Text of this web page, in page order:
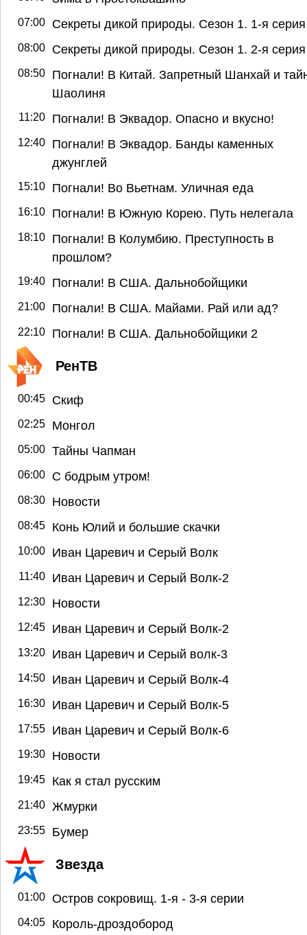
07:00 Секреты дикой природы. Сезон 1. 1-я серия
08:00 Секреты дикой природы. Сезон 1. 2-я серия
08:50
Погнали! В Китай. Запретный Шанхай и
Шаолиня
11:20 Погнали! В Эквадор. Опасно и вкусно!
12:40
Погнали! В Эквадор. Банды каменных
джунглей
15:10 Погнали! Во Вьетнам. Уличная еда
16:10 Погнали! В Южную Корею. Путь нелегала
18:10
Погнали! В Колумбию. Преступность в
прошлом?
19:40 Погнали! В США. Дальнобойщики
21:00 Погнали! В США. Майами. Рай или ад?
22:10 Погнали! В США. Дальнобойщики 2
РенТВ
00:45 Скиф
02:25 Монгол
05:00 Тайны Чапман
06:00 С бодрым утром!
08:30 Новости
08:45 Конь Юлий и большие скачки
10:00 Иван Царевич и Серый Волк
11:40 Иван Царевич и Серый Волк-2
12:30 Новости
12:45 Иван Царевич и Серый Волк-2
13:20 Иван Царевич и Серый волк-3
14:50 Иван Царевич и Серый Волк-4
16:30 Иван Царевич и Серый Волк-5
17:55 Иван Царевич и Серый Волк-6
19:30 Новости
19:45 Как я стал русским
21:40 Жмурки
23:55 Бумер
Звезда
01:00 Остров сокровищ. 1-я - 3-я серии
04:05 Король-дроздобород